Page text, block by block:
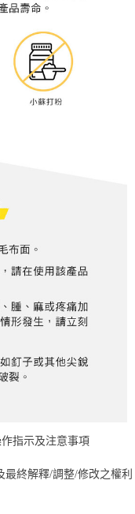
指示及注意事項
終解釋/調整/修改之權利